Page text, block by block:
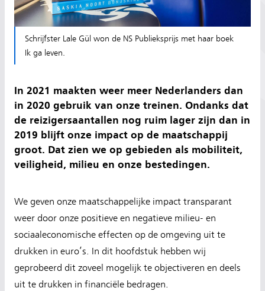
Schrijfster Lale Gül won de NS Publieksprijs met haar boek
Ik ga leven.
In 2021 maakten weer meer Nederlanders dan
in 2020 gebruik van onze treinen. Ondanks dat
de reizigersaantallen nog ruim lager zijn dan in
2019 blijft onze impact op de maatschappij
groot. Dat zien we op gebieden als mobiliteit,
veiligheid, milieu en onze bestedingen.
We geven onze maatschappelijke impact transparant
weer door onze positieve en negatieve milieu- en
sociaaleconomische effecten op de omgeving uit te
drukken in euro’s. In dit hoofdstuk hebben wij
geprobeerd dit zoveel mogelijk te objectiveren en deels
uit te drukken in financiële bedragen.